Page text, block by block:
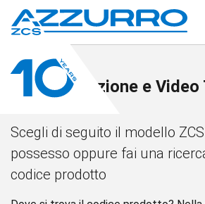
Documentazione e
Scegli di seguito il modello
possesso oppure fai una
codice prodotto